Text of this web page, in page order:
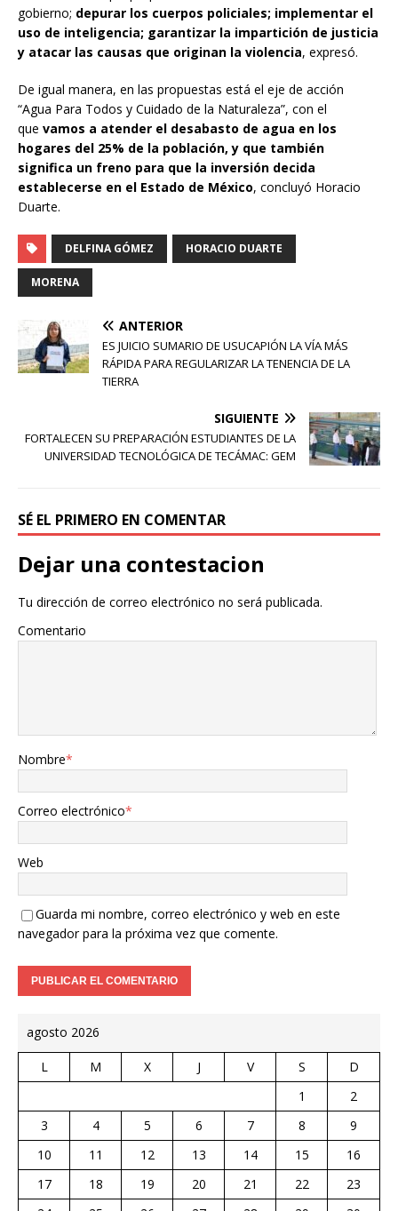
gobierno; depurar los cuerpos policiales; implementar el
uso de inteligencia; garantizar la impartición de justicia
y atacar las causas que originan la violencia, expresó.
De igual manera, en las propuestas está el eje de acción
“Agua Para Todos y Cuidado de la Naturaleza”, con el
que vamos a atender el desabasto de agua en los
hogares del 25% de la población, y que también
significa un freno para que la inversión decida
establecerse en el Estado de México, concluyó Horacio
Duarte.
DELFINA GÓMEZ HORACIO DUARTE
MORENA
ANTERIOR
ES JUICIO SUMARIO DE USUCAPIÓN LA VÍA MÁS
RÁPIDA PARA REGULARIZAR LA TENENCIA DE LA
TIERRA
SIGUIENTE
FORTALECEN SU PREPARACIÓN ESTUDIANTES DE LA
UNIVERSIDAD TECNOLÓGICA DE TECÁMAC: GEM
SÉ EL PRIMERO EN COMENTAR
Dejar una contestacion
Tu dirección de correo electrónico no será publicada.
Comentario
Nombre*
Correo electrónico*
Web
Guarda mi nombre, correo electrónico y web en este
navegador para la próxima vez que comente.
agosto 2026
L M X J V S
D
1
2
3
4 5 6 7 8
9
10
11 12 13 14 15
16
17
18 19 20 21 22
23